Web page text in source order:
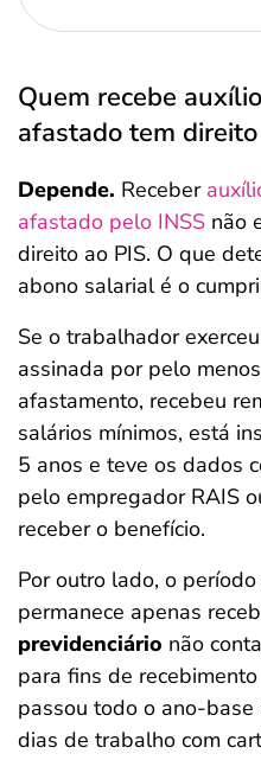
Quem recebe
afastado tem direito
Depende. Receber
afastado pelo INSS não
direito ao PIS. O que
abono salarial é o
Se o trabalhador
assinada por pelo
afastamento, recebeu
salários mínimos, está
5 anos e teve os dados
pelo empregador RAIS
receber o benefício.
Por outro lado, o
permanece apenas
previdenciário não
para fins de
passou todo o ano-
dias de trabalho com